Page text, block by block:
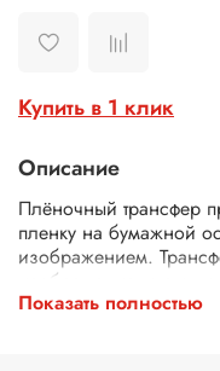
Купить в 1 клик
Описание
Плёночный трансфер
пленку на бумажной
изображением.
изображение, с его
неповторимость и
Показать полностью